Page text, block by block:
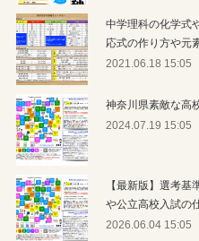
中学理科の化学式
応式の作り方や元
2021.06.18 15:05
神奈川県素敵な高
2024.07.19 15:05
【最新版】選考
や公立高校入試の
2026.06.04 15:05